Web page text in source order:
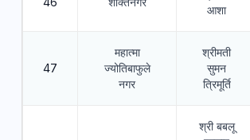
आशा
47
महात्मा
ज्योतिबाफुले
नगर
श्रीमती
सुमन
त्रिमूर्ति
श्री बबलू